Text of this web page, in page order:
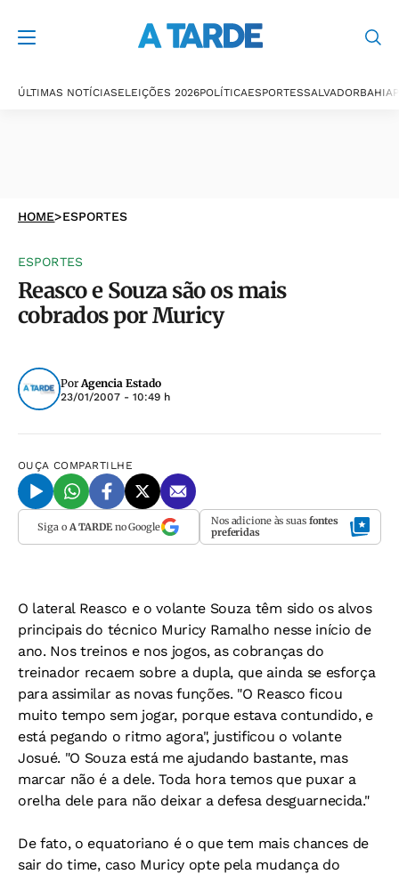
ÚLTIMAS NOTÍCIASELEIÇÕES 2026POLÍTICAESPORTESSALVADORBAHIA
HOME>ESPORTES
ESPORTES
Reasco e Souza são os mais
cobrados por Muricy
PorAgencia Estado
23/01/2007 - 10:49 h
OUÇA COMPARTILHE
Siga o A TARDEno Google Nos adicione às suas fontes
preferidas
O lateral Reasco e o volante Souza têm sido os alvos
principais do técnico Muricy Ramalho nesse início de
ano. Nos treinos e nos jogos, as cobranças do
treinador recaem sobre a dupla, que ainda se esforça
para assimilar as novas funções. "O Reasco ficou
muito tempo sem jogar, porque estava contundido, e
está pegando o ritmo agora", justificou o volante
Josué. "O Souza está me ajudando bastante, mas
marcar não é a dele. Toda hora temos que puxar a
orelha dele para não deixar a defesa desguarnecida."
De fato, o equatoriano é o que tem mais chances de
sair do time, caso Muricy opte pela mudança do